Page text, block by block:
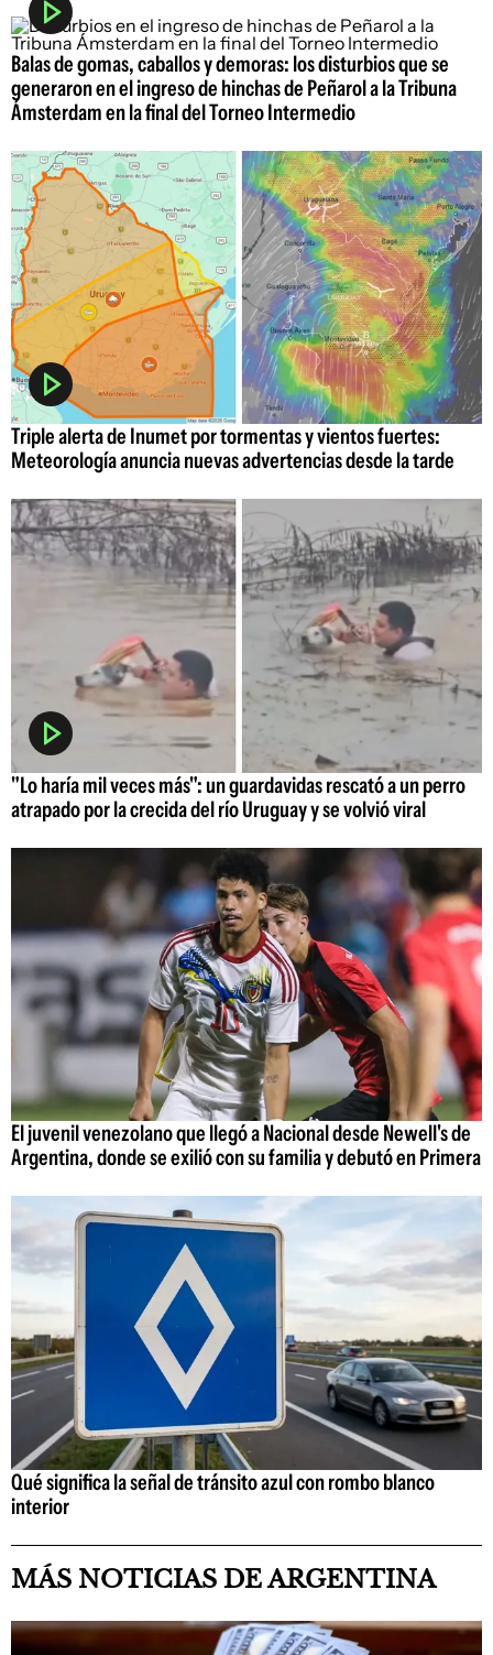
Balas de gomas, caballos y demoras: los disturbios que se
generaron en el ingreso de hinchas de Peñarol a la Tribuna
Ámsterdam en la final del Torneo Intermedio
Triple alerta de Inumet por tormentas y vientos fuertes:
Meteorología anuncia nuevas advertencias desde la tarde
"Lo haría mil veces más": un guardavidas rescató a un perro
atrapado por la crecida del río Uruguay y se volvió viral
El juvenil venezolano que llegó a Nacional desde Newell's de
Argentina, donde se exilió con su familia y debutó en Primera
Qué significa la señal de tránsito azul con rombo blanco
interior
MÁS NOTICIAS DE ARGENTINA